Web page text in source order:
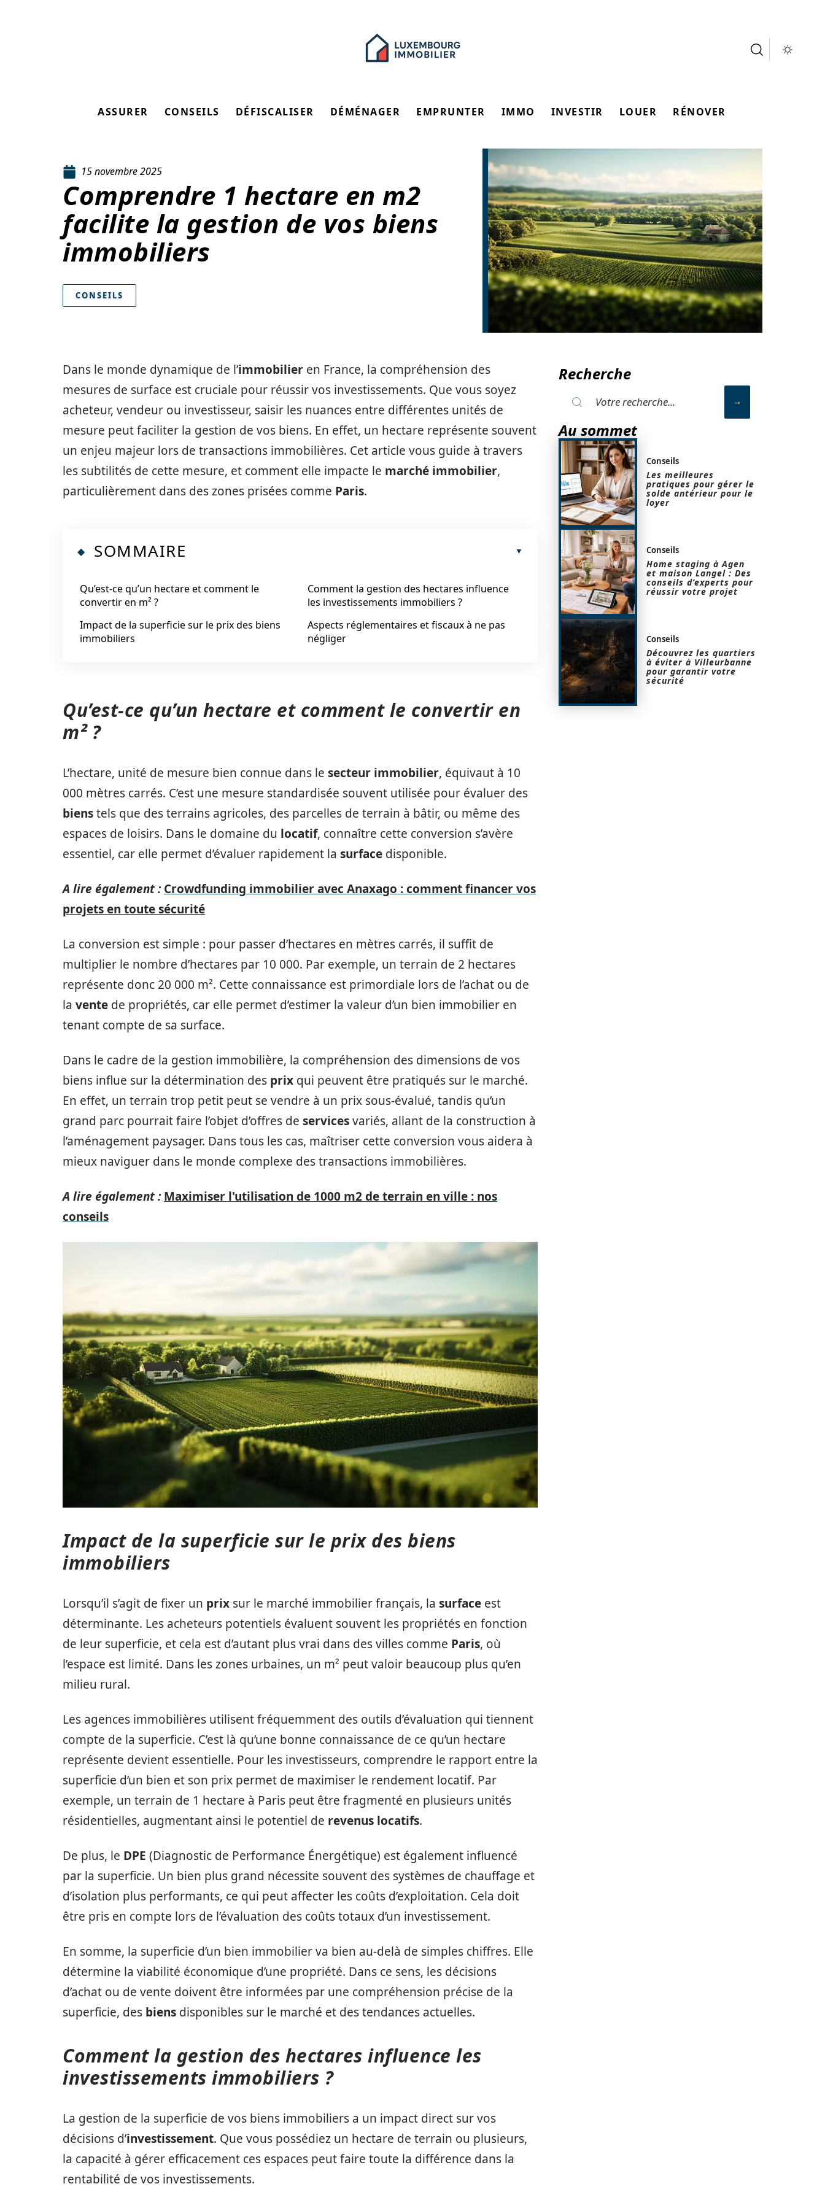
ASSURER CONSEILS DÉFISCALISER DÉMÉNAGER EMPRUNTER IMMO INVESTIR LOUER RÉNOVER
15 novembre 2025
Comprendre 1 hectare en m2
facilite la gestion de vos biens
immobiliers
CONSEILS
Dans le monde dynamique de l’immobilier en France, la compréhension des
mesures de surface est cruciale pour réussir vos investissements. Que vous soyez
acheteur, vendeur ou investisseur, saisir les nuances entre différentes unités de
mesure peut faciliter la gestion de vos biens. En effet, un hectare représente souvent
un enjeu majeur lors de transactions immobilières. Cet article vous guide à travers
les subtilités de cette mesure, et comment elle impacte le marché immobilier,
particulièrement dans des zones prisées comme Paris.
SOMMAIRE
Qu’est-ce qu’un hectare et comment le
convertir en m² ?
Impact de la superficie sur le prix des biens
immobiliers
Comment la gestion des hectares influence
les investissements immobiliers ?
Aspects réglementaires et fiscaux à ne pas
négliger
Qu’est-ce qu’un hectare et comment le convertir en
m² ?
L’hectare, unité de mesure bien connue dans le secteur immobilier, équivaut à 10
000 mètres carrés. C’est une mesure standardisée souvent utilisée pour évaluer des
bienstels que des terrains agricoles, des parcelles de terrain à bâtir, ou même des
espaces de loisirs. Dans le domaine du locatif, connaître cette conversion s’avère
essentiel, car elle permet d’évaluer rapidement la surface disponible.
A lire également : Crowdfunding immobilier avec Anaxago : comment financer vos
projets en toute sécurité
La conversion est simple : pour passer d’hectares en mètres carrés, il suffit de
multiplier le nombre d’hectares par 10 000. Par exemple, un terrain de 2 hectares
représente donc 20 000 m². Cette connaissance est primordiale lors de l’achat ou de
la vente de propriétés, car elle permet d’estimer la valeur d’un bien immobilier en
tenant compte de sa surface.
Dans le cadre de la gestion immobilière, la compréhension des dimensions de vos
biens influe sur la détermination des prix qui peuvent être pratiqués sur le marché.
En effet, un terrain trop petit peut se vendre à un prix sous-évalué, tandis qu’un
grand parc pourrait faire l’objet d’offres de servicesvariés, allant de la construction à
l’aménagement paysager. Dans tous les cas, maîtriser cette conversion vous aidera à
mieux naviguer dans le monde complexe des transactions immobilières.
A lire également : Maximiser l'utilisation de 1000 m2 de terrain en ville : nos
conseils
Impact de la superficie sur le prix des biens
immobiliers
Lorsqu’il s’agit de fixer un prix sur le marché immobilier français, la surface est
déterminante. Les acheteurs potentiels évaluent souvent les propriétés en fonction
de leur superficie, et cela est d’autant plus vrai dans des villes comme Paris, où
l’espace est limité. Dans les zones urbaines, un m² peut valoir beaucoup plus qu’en
milieu rural.
Les agences immobilières utilisent fréquemment des outils d’évaluation qui tiennent
compte de la superficie. C’est là qu’une bonne connaissance de ce qu’un hectare
représente devient essentielle. Pour les investisseurs, comprendre le rapport entre la
superficie d’un bien et son prix permet de maximiser le rendement locatif. Par
exemple, un terrain de 1 hectare à Paris peut être fragmenté en plusieurs unités
résidentielles, augmentant ainsi le potentiel de revenus locatifs.
De plus, le DPE (Diagnostic de Performance Énergétique) est également influencé
par la superficie. Un bien plus grand nécessite souvent des systèmes de chauffage et
d’isolation plus performants, ce qui peut affecter les coûts d’exploitation. Cela doit
être pris en compte lors de l’évaluation des coûts totaux d’un investissement.
En somme, la superficie d’un bien immobilier va bien au-delà de simples chiffres. Elle
détermine la viabilité économique d’une propriété. Dans ce sens, les décisions
d’achat ou de vente doivent être informées par une compréhension précise de la
superficie, des biens disponibles sur le marché et des tendances actuelles.
Comment la gestion des hectares influence les
investissements immobiliers ?
La gestion de la superficie de vos biens immobiliers a un impact direct sur vos
décisions d’investissement. Que vous possédiez un hectare de terrain ou plusieurs,
la capacité à gérer efficacement ces espaces peut faire toute la différence dans la
rentabilité de vos investissements.
Recherche
Au sommet
Conseils
Les meilleures
pratiques pour gérer le
solde antérieur pour le
loyer
Conseils
Home staging à Agen
et maison Langel : Des
conseils d’experts pour
réussir votre projet
Conseils
Découvrez les quartiers
à éviter à Villeurbanne
pour garantir votre
sécurité